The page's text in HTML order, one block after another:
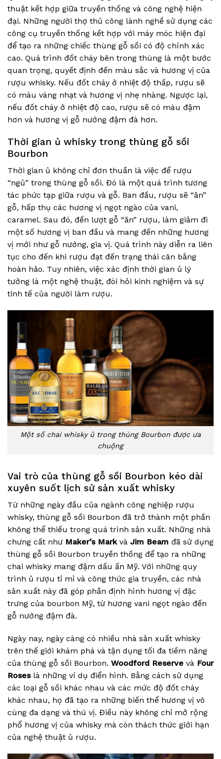
thuật kết hợp giữa truyền thống và công nghệ hiện
đại. Những người thợ thủ công lành nghề sử dụng các
công cụ truyền thống kết hợp với máy móc hiện đại
để tạo ra những chiếc thùng gỗ sồi có độ chính xác
cao. Quá trình đốt cháy bên trong thùng là một bước
quan trọng, quyết định đến màu sắc và hương vị của
rượu whisky. Nếu đốt cháy ở nhiệt độ thấp, rượu sẽ
có màu vàng nhạt và hương vị nhẹ nhàng. Ngược lại,
nếu đốt cháy ở nhiệt độ cao, rượu sẽ có màu đậm
hơn và hương vị gỗ nướng đậm đà hơn.
Thời gian ủ whisky trong thùng gỗ sồi
Bourbon
Thời gian ủ không chỉ đơn thuần là việc để rượu
“ngủ” trong thùng gỗ sồi. Đó là một quá trình tương
tác phức tạp giữa rượu và gỗ. Ban đầu, rượu sẽ “ăn”
gỗ, hấp thụ các hương vị ngọt ngào của vani,
caramel. Sau đó, đến lượt gỗ “ăn” rượu, làm giảm đi
một số hương vị ban đầu và mang đến những hương
vị mới như gỗ nướng, gia vị. Quá trình này diễn ra liên
tục cho đến khi rượu đạt đến trạng thái cân bằng
hoàn hảo. Tuy nhiên, việc xác định thời gian ủ lý
tưởng là một nghệ thuật, đòi hỏi kinh nghiệm và sự
tinh tế của người làm rượu.
Một số chai whisky ủ trong thùng Bourbon được ưa
chuộng
Vai trò của thùng gỗ sồi Bourbon kéo dài
xuyên suốt lịch sử sản xuất whisky
Từ những ngày đầu của ngành công nghiệp rượu
whisky, thùng gỗ sồi Bourbon đã trở thành một phần
không thể thiếu trong quá trình sản xuất. Những nhà
chưng cất như Maker’s Markvà Jim Beam đã sử dụng
thùng gỗ sồi Bourbon truyền thống để tạo ra những
chai whisky mang đậm dấu ấn Mỹ. Với những quy
trình ủ rượu tỉ mỉ và công thức gia truyền, các nhà
sản xuất này đã góp phần định hình hương vị đặc
trưng của bourbon Mỹ, từ hương vani ngọt ngào đến
gỗ nướng đậm đà.
Ngày nay, ngày càng có nhiều nhà sản xuất whisky
trên thế giới khám phá và tận dụng tối đa tiềm năng
của thùng gỗ sồi Bourbon. Woodford Reserve và Four
Roseslà những ví dụ điển hình. Bằng cách sử dụng
các loại gỗ sồi khác nhau và các mức độ đốt cháy
khác nhau, họ đã tạo ra những biến thể hương vị vô
cùng đa dạng và thú vị. Điều này không chỉ mở rộng
phổ hương vị của whisky mà còn thách thức giới hạn
của nghệ thuật ủ rượu.